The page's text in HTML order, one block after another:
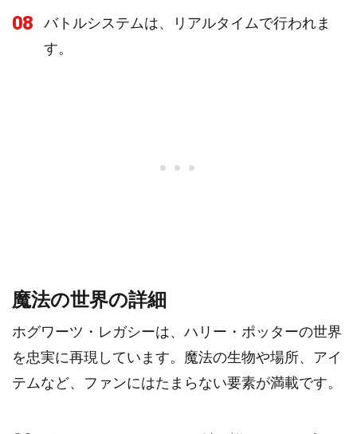
08
バトルシステムは、リアルタイムで行われま
す。
魔法の世界の詳細
ホグワーツ・レガシーは、ハリー・ポッターの世界
を忠実に再現しています。魔法の生物や場所、アイ
テムなど、ファンにはたまらない要素が満載です。